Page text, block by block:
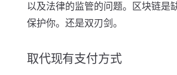
以及法律的监管的问题。区块链是
保护你。还是双刃剑。
取代现有支付方式